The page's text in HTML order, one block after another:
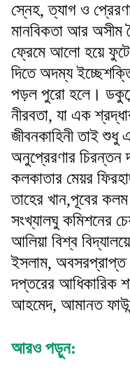
স্নেহ, ত্যাগ ও
মানবিকতা আর অসীম
ফ্রেমে আলো হয়ে
দিতে অদম্য
পড়ল পুরো হলে।
নীরবতা, যা এক
জীবনকাহিনী তাই শুধু
অনুপ্রেরণার চিরন্তন
কলকাতার মেয়র
তাহের খান,পূবের
সংখ্যালঘু কমিশনের
আলিয়া বিশ্ব
ইসলাম, অবসরপ্রাপ্ত
দপ্তরের আধিকারিক
আহমেদ, আমানত
আরও পড়ুন: